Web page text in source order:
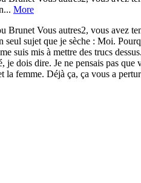
More
Vous autres2, vous avez
sujet que je sèche : Moi.
suis mis à mettre des trucs
je dois dire. Je ne pensais pas
la femme. Déjà ça, ça vous a